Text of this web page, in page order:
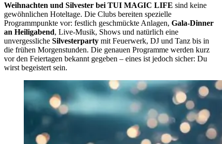
Weihnachten und Silvester bei TUI MAGIC LIFE sind keine
gewöhnlichen Hoteltage. Die Clubs bereiten spezielle
Programmpunkte vor: festlich geschmückte Anlagen, Gala-Dinner
an Heiligabend, Live-Musik, Shows und natürlich eine
unvergessliche Silvesterparty mit Feuerwerk, DJ und Tanz bis in
die frühen Morgenstunden. Die genauen Programme werden kurz
vor den Feiertagen bekannt gegeben – eines ist jedoch sicher: Du
wirst begeistert sein.